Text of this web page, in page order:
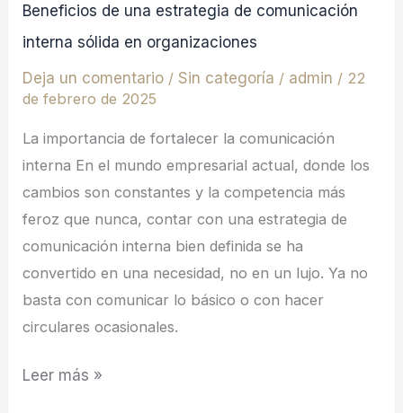
Beneficios de una estrategia de comunicación
interna sólida en organizaciones
Deja un comentario / Sin categoría / admin / 22
de febrero de 2025
La importancia de fortalecer la comunicación
interna En el mundo empresarial actual, donde los
cambios son constantes y la competencia más
feroz que nunca, contar con una estrategia de
comunicación interna bien definida se ha
convertido en una necesidad, no en un lujo. Ya no
basta con comunicar lo básico o con hacer
circulares ocasionales.
Leer más »